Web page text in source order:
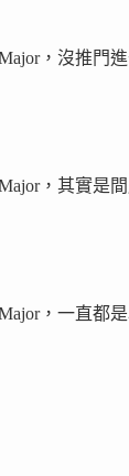
，沒推門
，其實是間
，一直都